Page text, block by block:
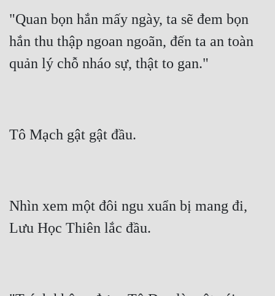
"Quan bọn hắn mấy ngày, ta sẽ đem bọn
hắn thu thập ngoan ngoãn, đến ta an toàn
quản lý chỗ nháo sự, thật to gan."
Tô Mạch gật gật đầu.
Nhìn xem một đôi ngu xuẩn bị mang đi,
Lưu Học Thiên lắc đầu.